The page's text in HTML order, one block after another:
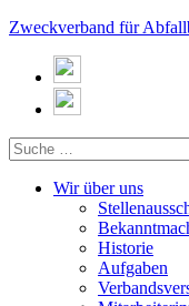
Zweckverband für
Wir über uns
Historie
Aufgaben